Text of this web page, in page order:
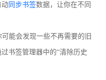
同步书签数据，让你在不同
能会发现一些不再需要的旧
书签管理器中的“清除历史